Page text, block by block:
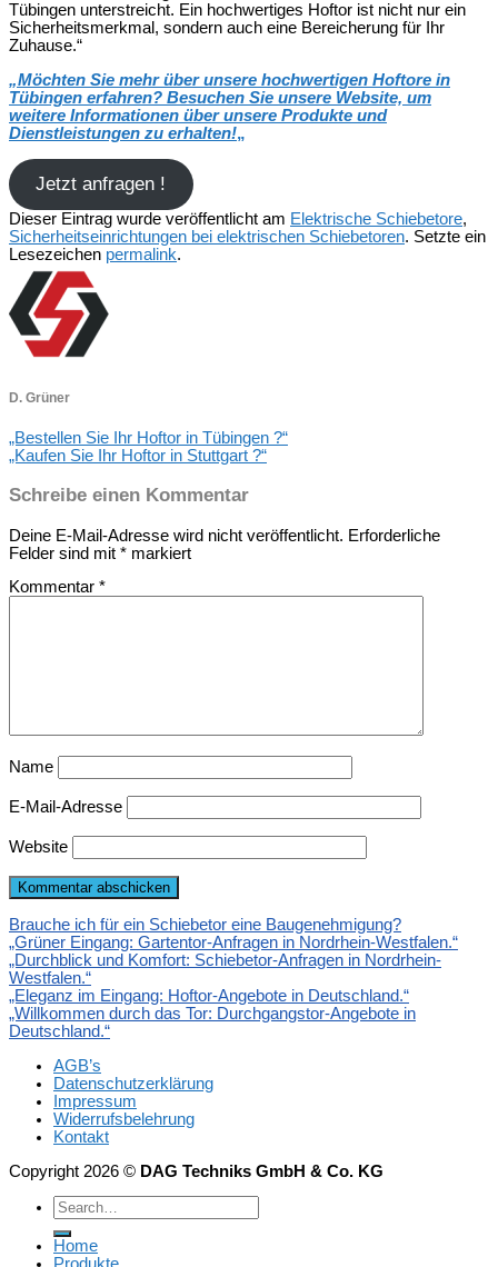
Tübingen unterstreicht. Ein hochwertiges Hoftor ist nicht nur ein
Sicherheitsmerkmal, sondern auch eine Bereicherung für Ihr
Zuhause.“
„Möchten Sie mehr über unsere hochwertigen Hoftore in
Tübingen erfahren? Besuchen Sie unsere Website, um
weitere Informationen über unsere Produkte und
Dienstleistungen zu erhalten!„
Jetzt anfragen !
Dieser Eintrag wurde veröffentlicht am Elektrische Schiebetore,
Sicherheitseinrichtungen bei elektrischen Schiebetoren. Setzte ein
Lesezeichen permalink.
D. Grüner
„Bestellen Sie Ihr Hoftor in Tübingen ?“
„Kaufen Sie Ihr Hoftor in Stuttgart ?“
Schreibe einen Kommentar
Deine E-Mail-Adresse wird nicht veröffentlicht. Erforderliche
Felder sind mit * markiert
Kommentar *
Name
E-Mail-Adresse
Website
Brauche ich für ein Schiebetor eine Baugenehmigung?
„Grüner Eingang: Gartentor-Anfragen in Nordrhein-Westfalen.“
„Durchblick und Komfort: Schiebetor-Anfragen in Nordrhein-
Westfalen.“
„Eleganz im Eingang: Hoftor-Angebote in Deutschland.“
„Willkommen durch das Tor: Durchgangstor-Angebote in
Deutschland.“
AGB’s
Datenschutzerklärung
Impressum
Widerrufsbelehrung
Kontakt
Copyright 2026 © DAG Techniks GmbH & Co. KG
Home